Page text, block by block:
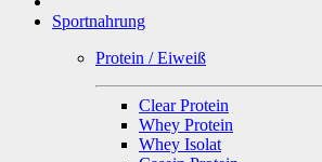
Sportnahrung
Protein / Eiweiß
Clear Protein
Whey Protein
Whey Isolat